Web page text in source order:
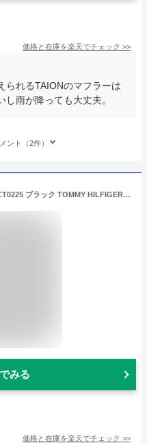
価格と在庫を楽天でチェック >>
られるTAIONのマフラーは
雨が降っても大丈夫。
ント（2件）
トミーヒルフィガー マフラー 1CT0225 ブラック TOMMY HILFIGER トミー ヒルフィガー ボーダー 黒 メンズ レディース 男性 女性 男女兼用 スカーフ ストール シンプル ベーシック おしゃれ 人気 売れ筋 ブランド プレゼント ギフト バレンタイン
みる
価格と在庫を楽天でチェック >>